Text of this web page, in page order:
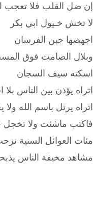
‏إن ضل القلب فلا تعجب
لا تخش خـيول ابي بكر
اجهضها جبن الفرسان
وبلال الصامت فوق
اسكته سيف السجان
اتراه يؤذن بين الناس بلا
اتراه يرتل باسم الله
فاكتب ماشئت ولا تخجل
مئات العوائل السنية
مشاهد مخيفة الناس